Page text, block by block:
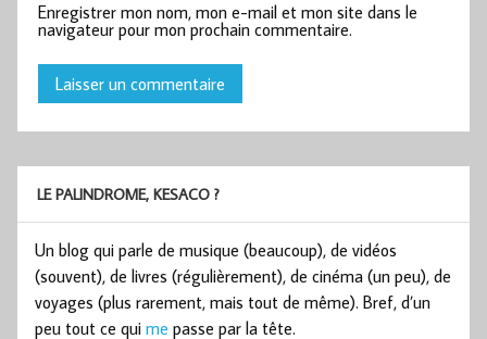
Enregistrer mon nom, mon e-mail et mon site dans le
navigateur pour mon prochain commentaire.
LE PALINDROME, KESACO ?
Un blog qui parle de musique (beaucoup), de vidéos
(souvent), de livres (régulièrement), de cinéma (un peu), de
voyages (plus rarement, mais tout de même). Bref, d’un
peu tout ce qui me passe par la tête.